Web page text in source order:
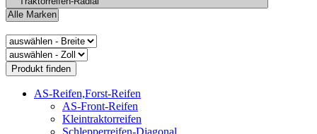
AS-Reifen,Forst-Reifen
AS-Front-Reifen
Kleintraktorreifen
Schlepperreifen-Diagonal